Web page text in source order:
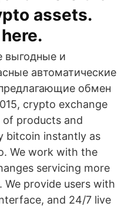
assets.
выгодные и
автоматические
обмен
crypto exchange
of products and
bitcoin instantly as
We work with the
servicing more
provide users with
and 24/7 live